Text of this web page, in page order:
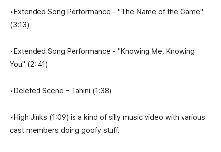
•Extended Song Performance - "The Name of the Game"
(3:13)
•Extended Song Performance - "Knowing Me, Knowing
You" (2::41)
•Deleted Scene - Tahini (1:38)
•High Jinks (1:09) is a kind of silly music video with various
cast members doing goofy stuff.